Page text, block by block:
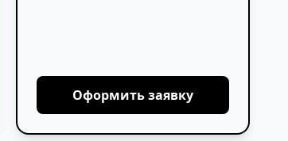
Оформить заявку